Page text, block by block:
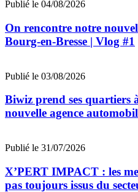
Publié le 04/08/2026
On rencontre notre
Bourg-en-Bresse | Vlog #1
Publié le 03/08/2026
Biwiz prend ses quartiers
nouvelle agence
Publié le 31/07/2026
X’PERT IMPACT : les
pas toujours issus du